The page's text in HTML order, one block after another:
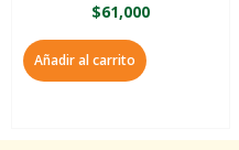
$61,000
Añadir al carrito